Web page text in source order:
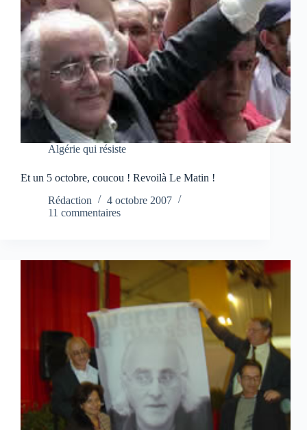
Algérie qui résiste
Et un 5 octobre, coucou ! Revoilà Le Matin !
Rédaction
4 octobre 2007
11 commentaires